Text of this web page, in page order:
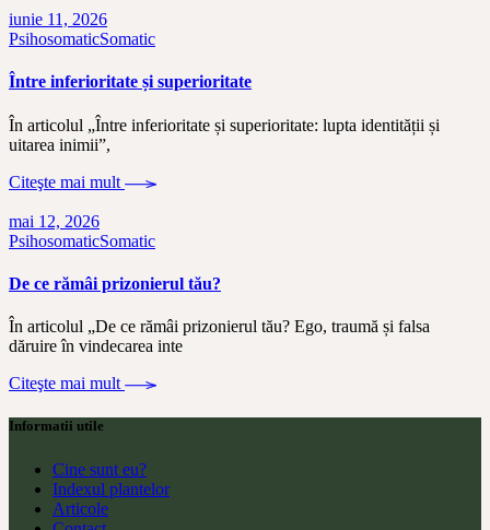
iunie 11, 2026
PsihosomaticSomatic
Între inferioritate și superioritate
În articolul „Între inferioritate și superioritate: lupta identității și
uitarea inimii”,
Citeşte mai mult
mai 12, 2026
PsihosomaticSomatic
De ce rămâi prizonierul tău?
În articolul „De ce rămâi prizonierul tău? Ego, traumă și falsa
dăruire în vindecarea inte
Citeşte mai mult
Informatii utile
Cine sunt eu?
Indexul plantelor
Articole